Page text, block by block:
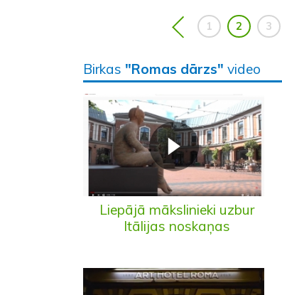
1 2 3
Birkas "Romas dārzs" video
Liepājā mākslinieki uzbur
Itālijas noskaņas